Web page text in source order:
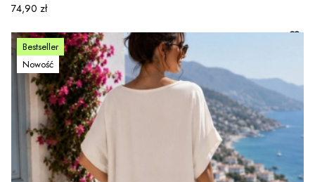
Cena
74,90 zł
Bestseller
Nowość